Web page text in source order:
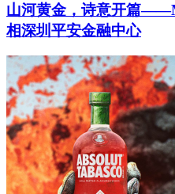
山河黄金，诗意开篇
相深圳平安金融中心